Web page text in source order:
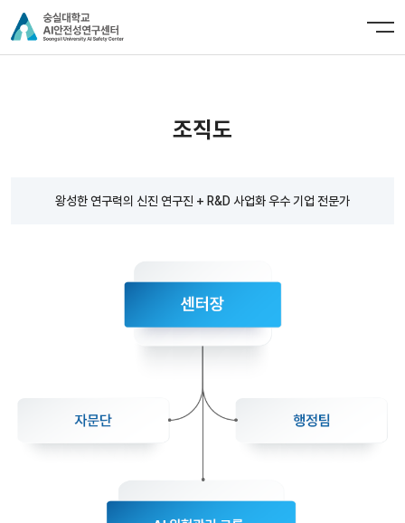
조직도
왕성한 연구력의 신진 연구진 + R&D 사업화 우수 기업 전문가